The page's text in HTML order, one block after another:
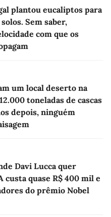
plantou eucaliptos para
Sem saber,
com que os
um local deserto na
toneladas de cascas
depois, ninguém
Davi Lucca quer
custa quase R$ 400 mil e
do prêmio Nobel